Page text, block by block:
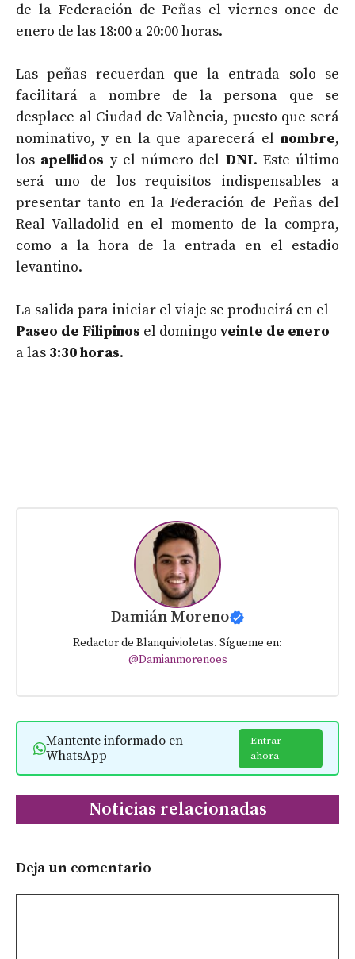
de la Federación de Peñas el viernes once de
enero de las 18:00 a 20:00 horas.
Las peñas recuerdan que la entrada solo se
facilitará a nombre de la persona que se
desplace al Ciudad de València, puesto que será
nominativo, y en la que aparecerá el nombre,
los apellidos y el número del DNI. Este último
será uno de los requisitos indispensables a
presentar tanto en la Federación de Peñas del
Real Valladolid en el momento de la compra,
como a la hora de la entrada en el estadio
levantino.
La salida para iniciar el viaje se producirá en el
Paseo de Filipinos el domingo veinte de enero
a las 3:30 horas.
Damián Moreno
Redactor de Blanquivioletas. Sígueme en:
@Damianmorenoes
Mantente informado en
WhatsApp
Entrar
ahora
Noticias relacionadas
Deja un comentario